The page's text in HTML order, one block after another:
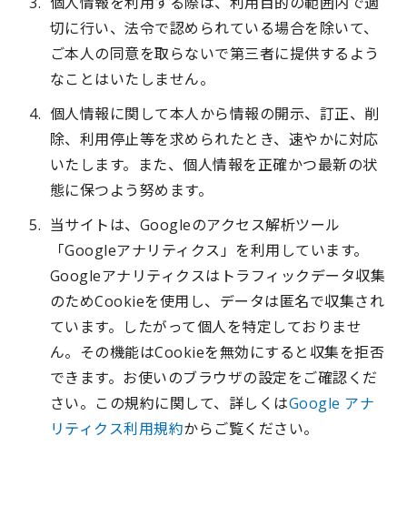
切に行い、法令で認められている場合を除いて、
ご本人の同意を取らないで第三者に提供するよう
なことはいたしません。
個人情報に関して本人から情報の開示、訂正、削
除、利用停止等を求められたとき、速やかに対応
いたします。また、個人情報を正確かつ最新の状
態に保つよう努めます。
当サイトは、Googleのアクセス解析ツール
「Googleアナリティクス」を利用しています。
Googleアナリティクスはトラフィックデータ収集
のためCookieを使用し、データは匿名で収集され
ています。したがって個人を特定しておりませ
ん。その機能はCookieを無効にすると収集を拒否
できます。お使いのブラウザの設定をご確認くだ
さい。この規約に関して、詳しくはGoogle アナ
リティクス利用規約からご覧ください。